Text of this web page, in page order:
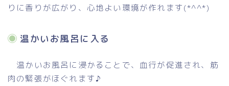
りに香りが広がり、心地よい環境が作れます(*^^*)
温かいお風呂に入る
温かいお風呂に浸かることで、血行が促進され、筋
肉の緊張がほぐれます♪